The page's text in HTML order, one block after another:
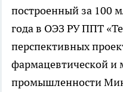
построенный за 100
года в ОЭЗ РУ ППТ
перспективных
фармацевтической и
промышленности